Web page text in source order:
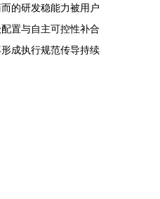
的研发稳能力被用户
置与自主可控性补合
成执行规范传导持续